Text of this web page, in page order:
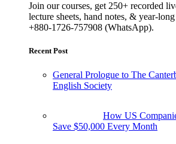
Join our courses, get 250+ recorded
lecture sheets, hand notes, & year-
+880-1726-757908 (WhatsApp).
Recent Post
General Prologue to The
English Society
How US
Save $50,000 Every Month